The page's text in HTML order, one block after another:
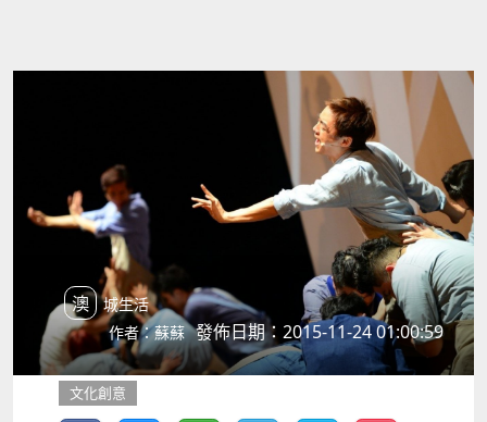
澳城生活
作者：蘇蘇 發佈日期：2015-11-24 01:00:59
文化創意